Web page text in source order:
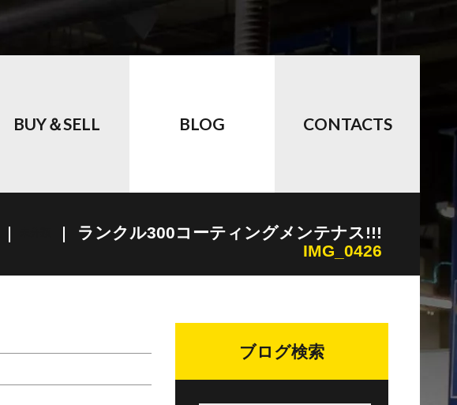
BUY＆SELL BLOG CONTACTS
ランクル300コーティングメンテナス!!!
IMG_0426
ブログ検索